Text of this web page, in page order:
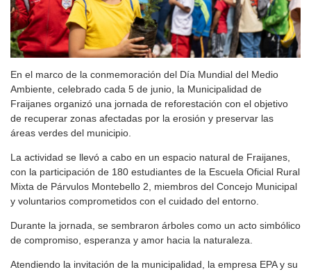
En el marco de la conmemoración del Día Mundial del Medio
Ambiente, celebrado cada 5 de junio, la Municipalidad de
Fraijanes organizó una jornada de reforestación con el objetivo
de recuperar zonas afectadas por la erosión y preservar las
áreas verdes del municipio.
La actividad se llevó a cabo en un espacio natural de Fraijanes,
con la participación de 180 estudiantes de la Escuela Oficial Rural
Mixta de Párvulos Montebello 2, miembros del Concejo Municipal
y voluntarios comprometidos con el cuidado del entorno.
Durante la jornada, se sembraron árboles como un acto simbólico
de compromiso, esperanza y amor hacia la naturaleza.
Atendiendo la invitación de la municipalidad, la empresa EPA y su